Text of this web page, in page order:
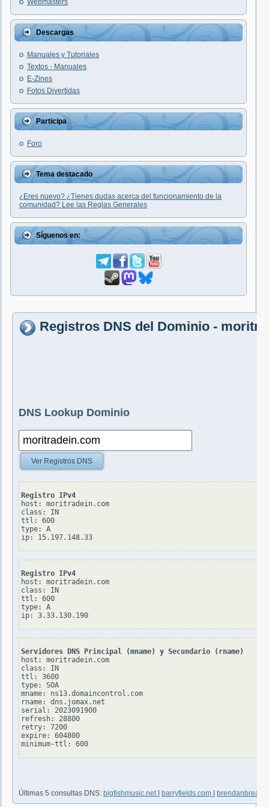
Webmasters
Descargas
Manuales y Tutoriales
Textos - Manuales
E-Zines
Fotos Divertidas
Participa
Foro
Tema destacado
¿Eres nuevo? ¿Tienes dudas acerca del funcionamiento de la
comunidad? Lee las Reglas Generales
Síguenos en:
Registros DNS del Dominio -
DNS Lookup Dominio
Ver Registros DNS
Registro IPv4
host: moritradein.com
class: IN
ttl: 600
type: A
Registro IPv4
host: moritradein.com
class: IN
ttl: 600
type: A
Servidores DNS Principal (mname) y Secundario (rname)
host: moritradein.com
class: IN
ttl: 3600
type: SOA
mname: ns13.domaincontrol.com
rname: dns.jomax.net
serial: 2023091900
refresh: 28800
retry: 7200
expire: 604800
Últimas 5 consultas DNS: bigfishmusic.net barryfields.com